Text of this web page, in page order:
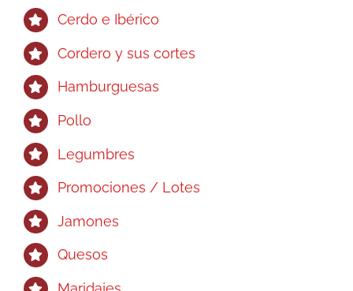
Cerdo e Ibérico
Cordero y sus cortes
Hamburguesas
Pollo
Legumbres
Promociones / Lotes
Jamones
Quesos